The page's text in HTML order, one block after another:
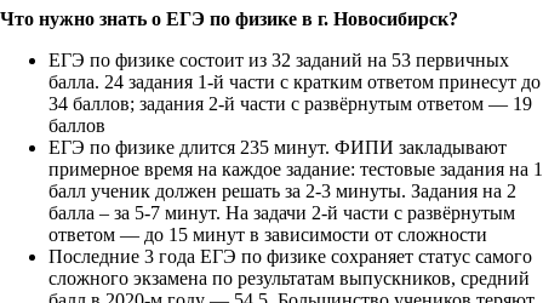
Что нужно знать о ЕГЭ по физике в г. Новосибирск?
ЕГЭ по физике состоит из 32 заданий на 53 первичных
балла. 24 задания 1-й части с кратким ответом принесут до
34 баллов; задания 2-й части с развёрнутым ответом — 19
баллов
ЕГЭ по физике длится 235 минут. ФИПИ закладывают
примерное время на каждое задание: тестовые задания на 1
балл ученик должен решать за 2-3 минуты. Задания на 2
балла – за 5-7 минут. На задачи 2-й части с развёрнутым
ответом — до 15 минут в зависимости от сложности
Последние 3 года ЕГЭ по физике сохраняет статус самого
сложного экзамена по результатам выпускников, средний